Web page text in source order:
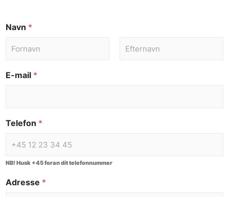
Navn *
E-mail *
Telefon *
NB! Husk +45 foran dit telefonnummer
Adresse *